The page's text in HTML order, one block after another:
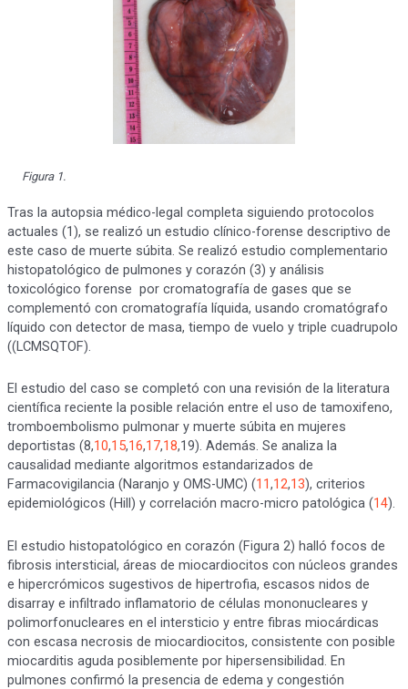
Figura 1.
Tras la autopsia médico-legal completa siguiendo protocolos
actuales (1), se realizó un estudio clínico-forense descriptivo de
este caso de muerte súbita. Se realizó estudio complementario
histopatológico de pulmones y corazón (3) y análisis
toxicológico forense por cromatografía de gases que se
complementó con cromatografía líquida, usando cromatógrafo
líquido con detector de masa, tiempo de vuelo y triple cuadrupolo
((LCMSQTOF).
El estudio del caso se completó con una revisión de la literatura
científica reciente la posible relación entre el uso de tamoxifeno,
tromboembolismo pulmonar y muerte súbita en mujeres
deportistas (8,10,15,16,17,18,19). Además. Se analiza la
causalidad mediante algoritmos estandarizados de
Farmacovigilancia (Naranjo y OMS-UMC) (11,12,13), criterios
epidemiológicos (Hill) y correlación macro-micro patológica (14).
El estudio histopatológico en corazón (Figura 2) halló focos de
fibrosis intersticial, áreas de miocardiocitos con núcleos grandes
e hipercrómicos sugestivos de hipertrofia, escasos nidos de
disarray e infiltrado inflamatorio de células mononucleares y
polimorfonucleares en el intersticio y entre fibras miocárdicas
con escasa necrosis de miocardiocitos, consistente con posible
miocarditis aguda posiblemente por hipersensibilidad. En
pulmones confirmó la presencia de edema y congestión